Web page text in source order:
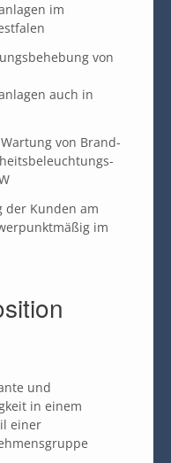
im
von
auch in
von Brand-
der Kunden am
im
und
in einem
einer